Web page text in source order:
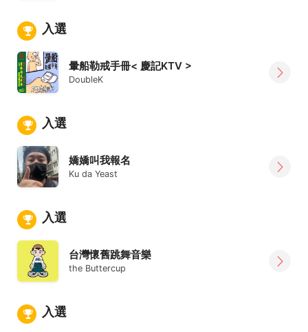
入選
暈船勒戒手冊< 慶記KTV >
DoubleK
入選
嬌嬌叫我報名
Ku da Yeast
入選
台灣懷舊跳舞音樂
the Buttercup
入選